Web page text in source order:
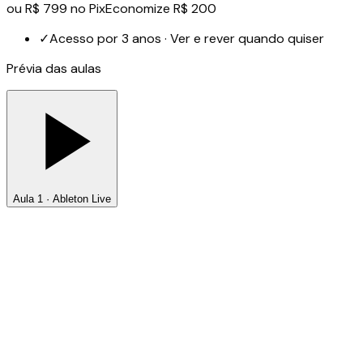
ouR$ 799 no PixEconomize R$ 200
✓Acesso por 3 anos · Ver e rever quando quiser
Prévia das aulas
Aula 1 · Ableton Live